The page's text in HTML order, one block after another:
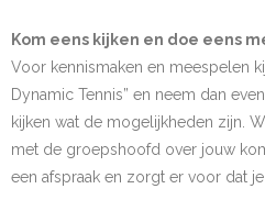
Kom eens kijken en doe eens
Voor kennismaken en meespelen
Dynamic Tennis” en neem dan
kijken wat de mogelijkheden zijn.
met de groepshoofd over jouw
een afspraak en zorgt er voor dat